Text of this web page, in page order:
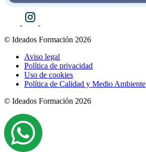
© Ideados Formación 2026
Aviso legal
Política de privacidad
Uso de cookies
Política de Calidad y Medio Ambiente
© Ideados Formación 2026